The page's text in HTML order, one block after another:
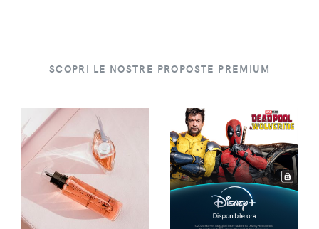
SCOPRI LE NOSTRE PROPOSTE PREMIUM